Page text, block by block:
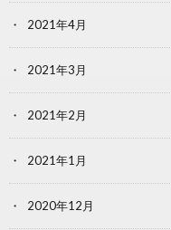
2021年4月
2021年3月
2021年2月
2021年1月
2020年12月